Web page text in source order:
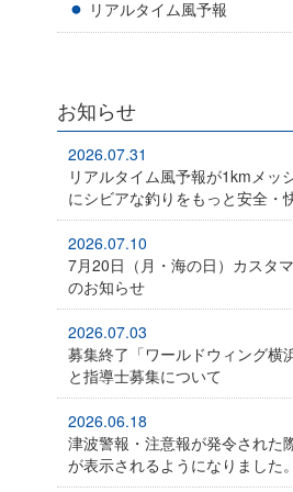
リアルタイム風予報
お知らせ
2026.07.31
リアルタイム風予報が1kmメッ
にシビアな釣りをもっと安全・
2026.07.10
7月20日（月・海の日）カスタ
のお知らせ
2026.07.03
募集終了「ワールドウィング横
と指導士募集について
2026.06.18
津波警報・注意報が発令された
が表示されるようになりました。